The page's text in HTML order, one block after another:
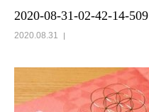
2020-08-31-02-42-14-509
2020.08.31
ブログ